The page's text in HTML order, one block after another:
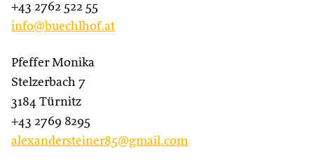
+43 2762 522 55
info@buechlhof.at
Pfeffer Monika
Stelzerbach 7
3184 Türnitz
+43 2769 8295
alexandersteiner85@gmail.com